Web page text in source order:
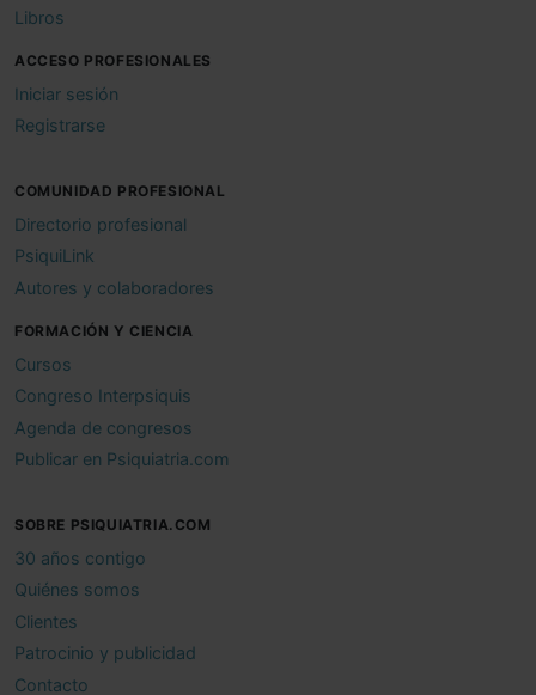
Libros
ACCESO PROFESIONALES
Iniciar sesión
Registrarse
COMUNIDAD PROFESIONAL
Directorio profesional
PsiquiLink
Autores y colaboradores
FORMACIÓN Y CIENCIA
Cursos
Congreso Interpsiquis
Agenda de congresos
Publicar en Psiquiatria.com
SOBRE PSIQUIATRIA.COM
30 años contigo
Quiénes somos
Clientes
Patrocinio y publicidad
Contacto